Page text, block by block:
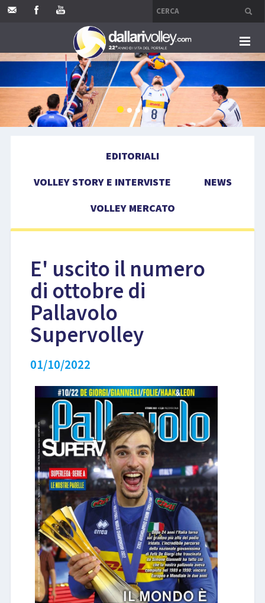
HOME
EDITORIALI
VOLLEY MERCATO
COMPETIZIONI
EVENTI
LIBRI
EDITORIALI
VOLLEY STORY E INTERVISTE
NEWS
VOLLEY MERCATO
E' uscito il numero
di ottobre di
Pallavolo
Supervolley
01/10/2022